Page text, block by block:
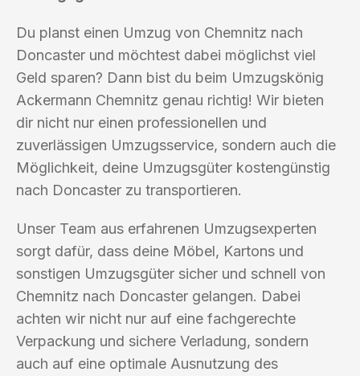
Du planst einen Umzug von Chemnitz nach
Doncaster und möchtest dabei möglichst viel
Geld sparen? Dann bist du beim Umzugskönig
Ackermann Chemnitz genau richtig! Wir bieten
dir nicht nur einen professionellen und
zuverlässigen Umzugsservice, sondern auch die
Möglichkeit, deine Umzugsgüter kostengünstig
nach Doncaster zu transportieren.
Unser Team aus erfahrenen Umzugsexperten
sorgt dafür, dass deine Möbel, Kartons und
sonstigen Umzugsgüter sicher und schnell von
Chemnitz nach Doncaster gelangen. Dabei
achten wir nicht nur auf eine fachgerechte
Verpackung und sichere Verladung, sondern
auch auf eine optimale Ausnutzung des